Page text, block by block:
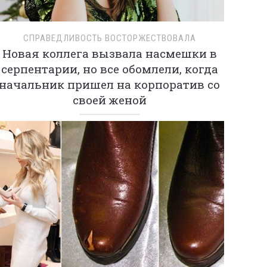
СПРАВЕДЛИВОСТЬ ВОСТОРЖЕСТВОВАЛА
Новая коллега вызвала насмешки в
серпентарии, но все обомлели, когда
пришел на корпоратив со
своей женой